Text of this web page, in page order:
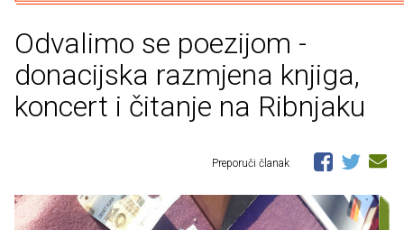
Odvalimo se poezijom -
donacijska razmjena knjiga,
koncert i čitanje na Ribnjaku
Preporuči članak